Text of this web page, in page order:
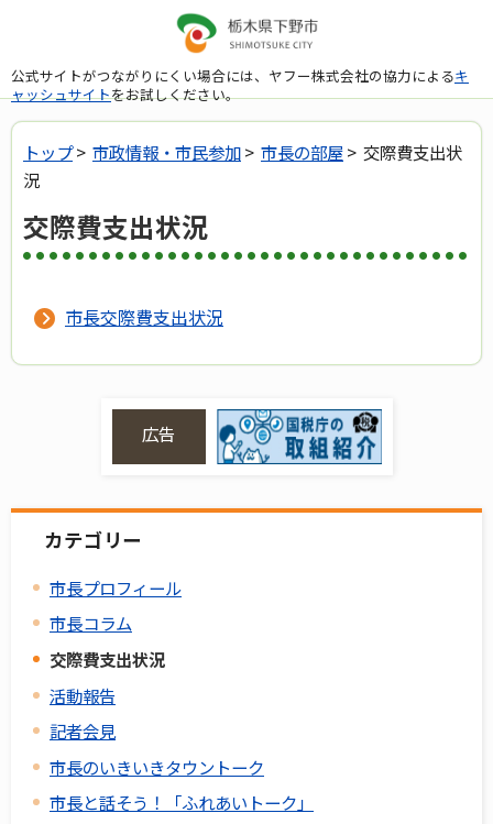
公式サイトがつながりにくい場合には、ヤフー株式会社の協力によるキ
ャッシュサイトをお試しください。
トップ> 市政情報・市民参加> 市長の部屋> 交際費支出状
況
交際費支出状況
市長交際費支出状況
広告
カテゴリー
市長プロフィール
市長コラム
交際費支出状況
活動報告
記者会見
市長のいきいきタウントーク
市長と話そう！「ふれあいトーク」